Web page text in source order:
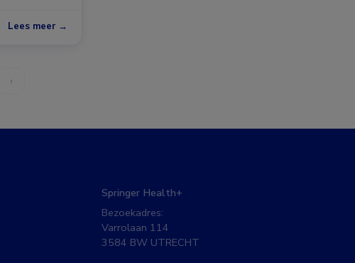
Lees meer →
›
Springer Health+
Bezoekadres:
Varrolaan 114
3584 BW UTRECHT